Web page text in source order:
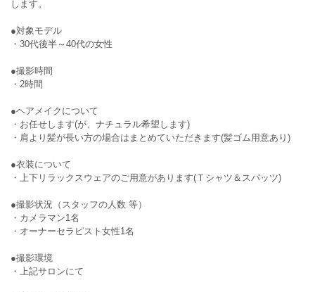
します。
●対象モデル
・30代後半～40代の女性
●撮影時間
・2時間
●ヘアメイクについて
・お任せします(が、ナチュラル希望します)
・肩より髪が長い方の場合はまとめていただきます(髪ゴム用意あり)
●衣装について
・上下リラックスウェアのご用意があります(Ｔシャツ＆スパッツ)
●撮影状況（スタッフの人数 等）
・カメラマン1名
・オーナーセラピスト女性1名
●撮影環境
・上記サロンにて